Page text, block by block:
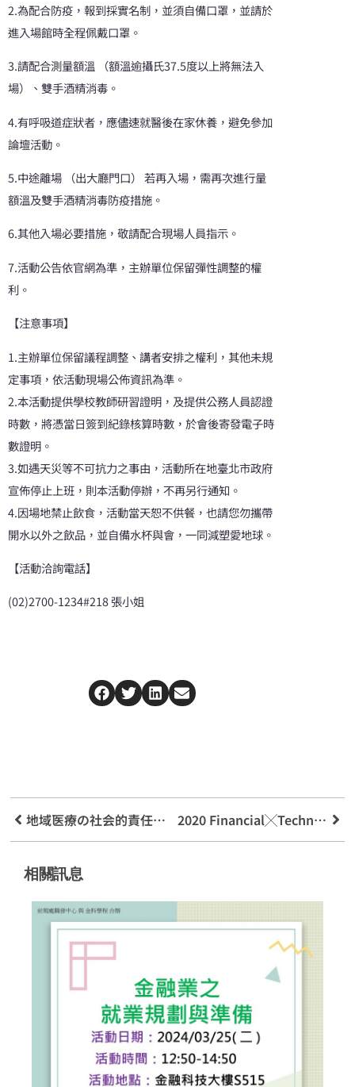
2.為配合防疫，報到採實名制，並須自備口罩，並請於
進入場館時全程佩戴口罩。
3.請配合測量額溫 （額溫逾攝氏37.5度以上將無法入
場）、雙手酒精消毒。
4.有呼吸道症狀者，應儘速就醫後在家休養，避免參加
論壇活動。
5.中途離場 （出大廳門口） 若再入場，需再次進行量
額溫及雙手酒精消毒防疫措施。
6.其他入場必要措施，敬請配合現場人員指示。
7.活動公告依官網為準，主辦單位保留彈性調整的權
利。
【注意事項】
1.主辦單位保留議程調整、講者安排之權利，其他未規
定事項，依活動現場公佈資訊為準。
2.本活動提供學校教師研習證明，及提供公務人員認證
時數，將憑當日簽到紀錄核算時數，於會後寄發電子時
數證明。
3.如遇天災等不可抗力之事由，活動所在地臺北市政府
宣佈停止上班，則本活動停辦，不再另行通知。
4.因場地禁止飲食，活動當天恕不供餐，也請您勿攜帶
開水以外之飲品，並自備水杯與會，一同減塑愛地球。
【活動洽詢電話】
(02)2700-1234#218 張小姐
地域医療の社会的責任を実践し、桃園復興区で予防医学の進歩を遂げる 2020 Financial╳Technology╳Innovation 年次フォーラム ビデオ – ハイライト版
相關訊息